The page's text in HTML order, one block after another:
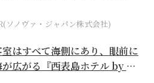
ソノヴァ・ジャパン株式会社)
室はすべて海側にあり、眼前に
が広がる『西表島ホテル by 星